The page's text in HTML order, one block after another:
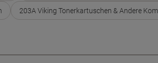
203A Viking Tonerkartuschen & Andere